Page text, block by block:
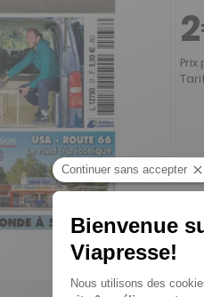
VAN Life n° 37